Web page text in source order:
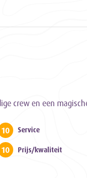
crew en een
10 Service
10 Prijs/kwaliteit